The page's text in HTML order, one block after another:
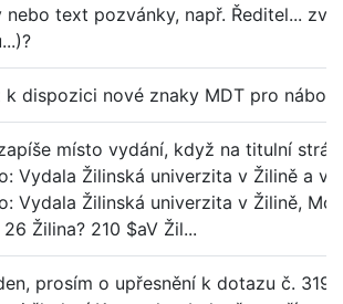
nebo text pozvánky, např. Ředitel... zve
k dispozici nové znaky MDT pro
místo vydání, když na titulní
Vydala Žilinská univerzita v Žilině a v
Vydala Žilinská univerzita v Žilině,
Žilina? 210 $aV Žil...
prosím o upřesnění k dotazu č. 319.